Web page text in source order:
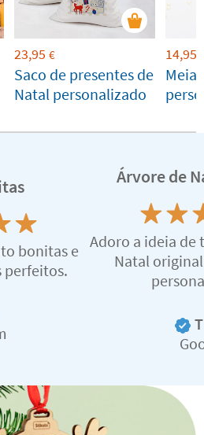
23,95 €
Saco de presentes de
Natal personalizado
14,95
bonitas e
perfeitos.
Árvore de
Adoro a ideia de
Natal